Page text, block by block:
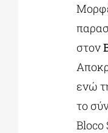
στον
ενώ
το